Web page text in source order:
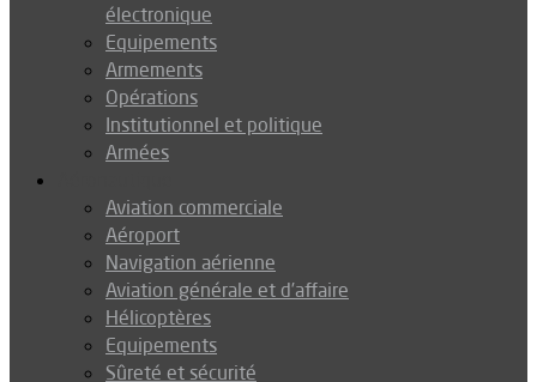
électronique
Equipements
Armements
Opérations
Institutionnel et politique
Armées
Aviation commerciale
Aéroport
Navigation aérienne
Aviation générale et d’affaire
Hélicoptères
Equipements
Sûreté et sécurité